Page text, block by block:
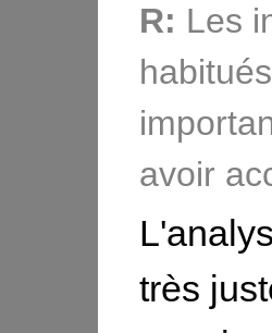
R: Les
avoir
très